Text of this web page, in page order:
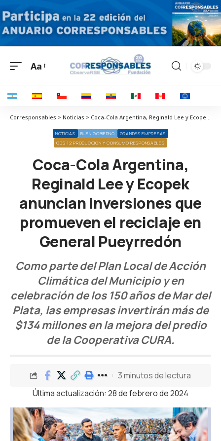
Aa
Corresponsables > Noticias > Coca-Cola Argentina, Reginald Lee y Ecopek anuncian inversiones que promueven el reciclaje en General Pueyrredón
NOTICIAS BUEN GOBIERNO
GRANDES EMPRESAS
ODS 12 PRODUCCIÓN Y CONSUMO RESPONSABLES
Coca-Cola Argentina,
Reginald Lee y Ecopek
anuncian inversiones que
promueven el reciclaje en
General Pueyrredón
Como parte del Plan Local de Acción
Climática del Municipio y en
celebración de los 150 años de Mar del
Plata, las empresas invertirán más de
$134 millones en la mejora del predio
de la Cooperativa CURA.
Última actualización: 28 de febrero de 2024
3 minutos de lectura